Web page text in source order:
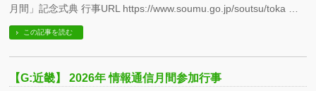
月間」記念式典 行事URL https://www.soumu.go.jp/soutsu/toka …
この記事を読む
【G:近畿】 2026年 情報通信月間参加行事